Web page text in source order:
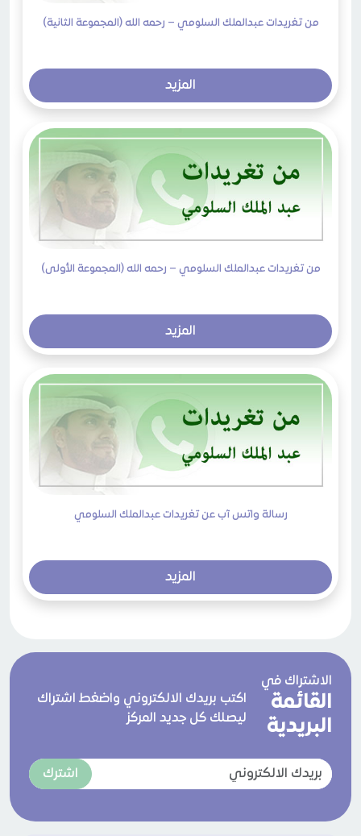
من تغريدات عبدالملك السلومي – رحمه الله (المجموعة الثانية)
المزيد
من تغريدات عبدالملك السلومي – رحمه الله (المجموعة الأولى)
المزيد
رسالة واتس آب عن تغريدات عبدالملك السلومي
المزيد
الاشتراك في
القائمة
البريدية
اكتب بريدك الالكتروني واضغط اشتراك
ليصلك كل جديد المركز
اشترك